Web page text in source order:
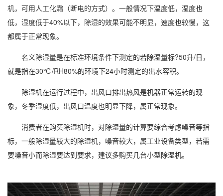
机，可用人工化霜（断电的方式）。一般情况下温度低，湿度也
低，湿度低于40%以下，除湿的效果可能不明显，速度也较慢，这
都属于正常现象。
名义除湿量是在标准环境条件下测定的若除湿量标?50升/日，
就是指在30℃/RH80%的环境下24小时测定的出水容积。
除湿机在运行过程中，出风口排出热风是机器正常运转的现
象，冬季湿度低，出风口温度也明显下降，属正常现象。
消费者在购买除湿机时，对除湿量的计算要综合考虑噪音等指
标，一般除湿量较大的除湿机，噪音较大，属工业设备类型，若需
要噪音小而除湿要达到要求，建议多购买几台小型除湿机。